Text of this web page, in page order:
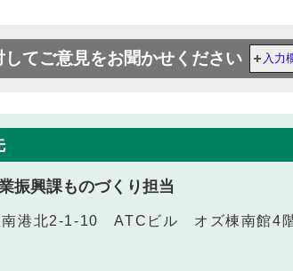
してご意見をお聞かせください 入力
振興課ものづくり担当
南港北2‐1‐10 ATCビル オズ棟南館4